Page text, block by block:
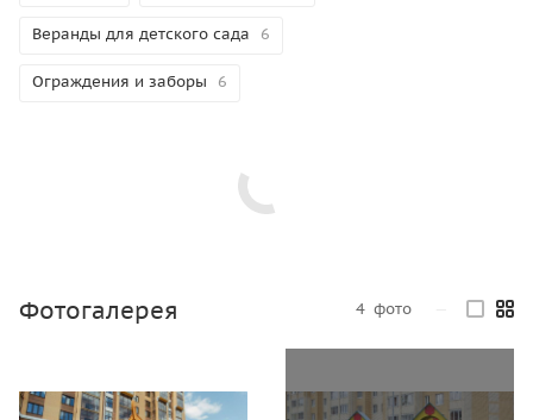
Веранды для детского сада 6
Ограждения и заборы 6
Фотогалерея 4 фото